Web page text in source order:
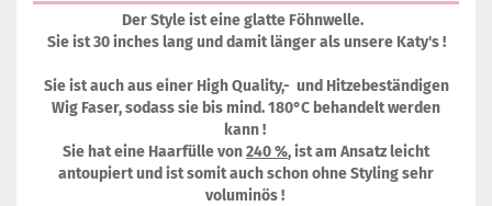
Der Style ist eine glatte Föhnwelle.
Sie ist 30 inches lang und damit länger als unsere Katy's !
Sie ist auch aus einer High Quality,- und Hitzebeständigen
Wig Faser, sodass sie bis mind. 180°C behandelt werden
kann !
Sie hat eine Haarfülle von240 %, ist am Ansatz leicht
antoupiert und ist somit auch schon ohne Styling sehr
voluminös !